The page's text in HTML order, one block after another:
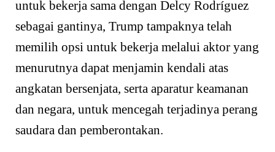
untuk bekerja sama dengan Delcy Rodríguez
sebagai gantinya, Trump tampaknya telah
memilih opsi untuk bekerja melalui aktor yang
menurutnya dapat menjamin kendali atas
angkatan bersenjata, serta aparatur keamanan
dan negara, untuk mencegah terjadinya perang
saudara dan pemberontakan.